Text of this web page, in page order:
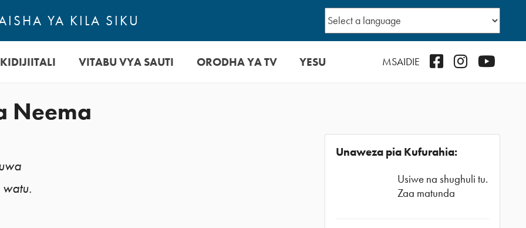
YA KILA SIKU
VITABU VYA SAUTI ORODHA YA TV YESU MSAIDIE FacebookInstagram
Neema
Unaweza pia Kufurahia:
Usiwe na shughuli tu.
Zaa matunda